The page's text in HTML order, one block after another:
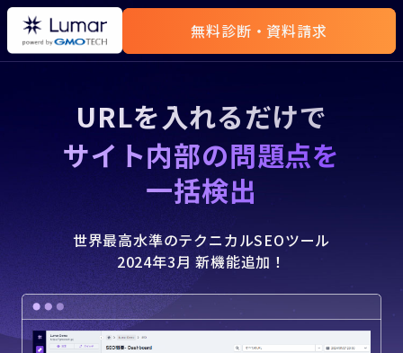
無料診断・資料請求
URLを入れるだけで
サイト内部の問題点を
一括検出
世界最高水準のテクニカルSEOツール
2024年3月 新機能追加！